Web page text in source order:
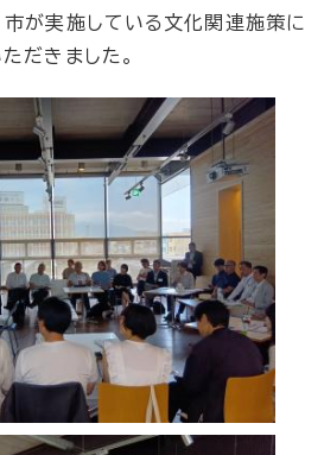
が実施している文化関連施策に
だきました。